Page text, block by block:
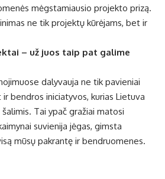
mėgstamiausio projekto prizą.
ne tik projektų kūrėjams, bet ir
– už juos taip pat galime
dalyvauja ne tik pavieniai
bendros iniciatyvos, kurias Lietuva
Tai ypač gražiai matosi
suvienija jėgas, gimsta
mūsų pakrantę ir bendruomenes.